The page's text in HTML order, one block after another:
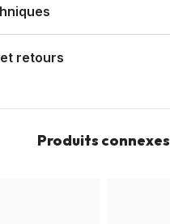
retours
Produits connexes